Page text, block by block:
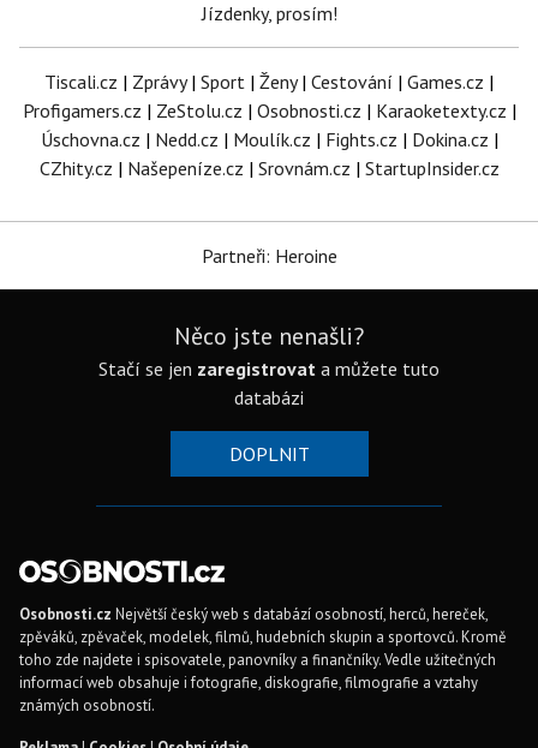
Jízdenky, prosím!
Tiscali.cz | Zprávy| Sport | Ženy| Cestování | Games.cz |
Profigamers.cz | ZeStolu.cz | Osobnosti.cz | Karaoketexty.cz |
Úschovna.cz | Nedd.cz | Moulík.cz | Fights.cz | Dokina.cz |
CZhity.cz | Našepeníze.cz | Srovnám.cz | StartupInsider.cz
Partneři: Heroine
Něco jste nenašli?
Stačí se jen zaregistrovat a můžete tuto
databázi
DOPLNIT
Osobnosti.cz Největší český web s databází osobností, herců, hereček,
zpěváků, zpěvaček, modelek, filmů, hudebních skupin a sportovců. Kromě
toho zde najdete i spisovatele, panovníky a finančníky. Vedle užitečných
informací web obsahuje i fotografie, diskografie, filmografie a vztahy
známých osobností.